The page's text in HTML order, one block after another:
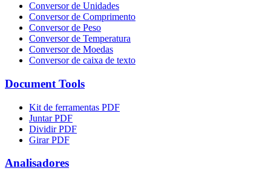
Conversor de Unidades
Conversor de Comprimento
Conversor de Peso
Conversor de Temperatura
Conversor de Moedas
Conversor de caixa de texto
Document Tools
Kit de ferramentas PDF
Juntar PDF
Dividir PDF
Girar PDF
Analisadores